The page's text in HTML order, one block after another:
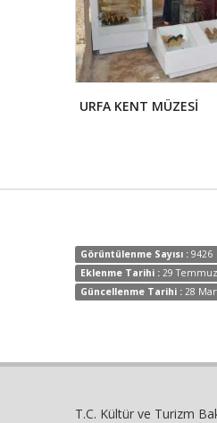
URFA KENT MÜZESİ
Görüntülenme Sayısı : 9426
Eklenme Tarihi : 29
Güncellenme Tarihi : 28
T.C. Kültür ve Turizm